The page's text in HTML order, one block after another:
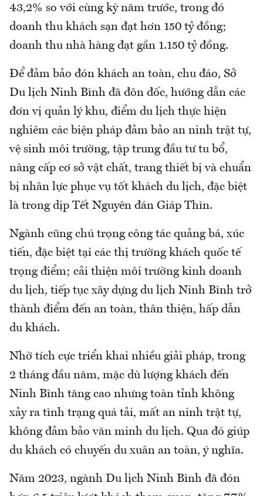
43,2% so với cùng kỳ năm trước, trong đó
doanh thu khách sạn đạt hơn 150 tỷ đồng;
doanh thu nhà hàng đạt gần 1.150 tỷ đồng.
Để đảm bảo đón khách an toàn, chu đáo, Sở
Du lịch Ninh Bình đã đôn đốc, hướng dẫn các
đơn vị quản lý khu, điểm du lịch thực hiện
nghiêm các biện pháp đảm bảo an ninh trật tự,
vệ sinh môi trường, tập trung đầu tư tu bổ,
nâng cấp cơ sở vật chất, trang thiết bị và chuẩn
bị nhân lực phục vụ tốt khách du lịch, đặc biệt
là trong dịp Tết Nguyên đán Giáp Thìn.
Ngành cũng chú trọng công tác quảng bá, xúc
tiến, đặc biệt tại các thị trường khách quốc tế
trọng điểm; cải thiện môi trường kinh doanh
du lịch, tiếp tục xây dựng du lịch Ninh Bình trở
thành điểm đến an toàn, thân thiện, hấp dẫn
du khách.
Nhờ tích cực triển khai nhiều giải pháp, trong
2 tháng đầu năm, mặc dù lượng khách đến
Ninh Bình tăng cao nhưng toàn tỉnh không
xảy ra tình trạng quá tải, mất an ninh trật tự,
không đảm bảo văn minh du lịch. Qua đó giúp
du khách có chuyến du xuân an toàn, ý nghĩa.
Năm 2023, ngành Du lịch Ninh Bình đã đón